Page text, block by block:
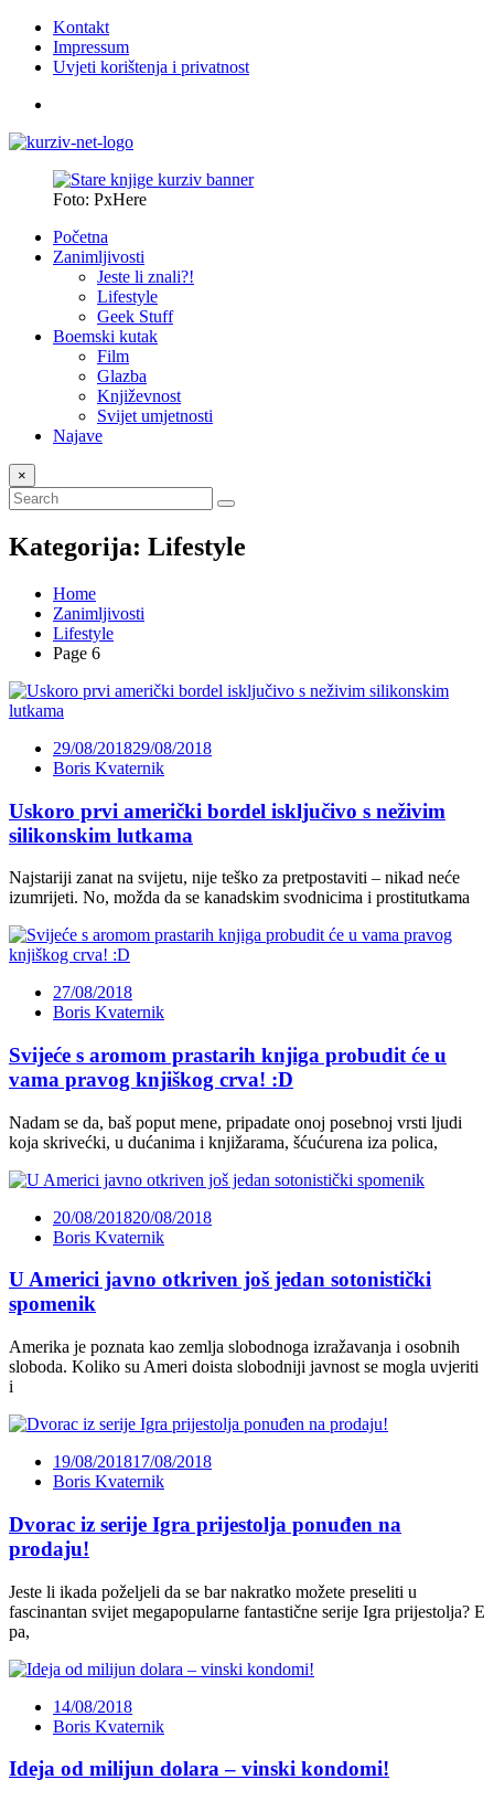
Kontakt
Impressum
Uvjeti korištenja i privatnost
Foto: PxHere
Početna
Zanimljivosti
Jeste li znali?!
Lifestyle
Geek Stuff
Boemski kutak
Film
Glazba
Književnost
Svijet umjetnosti
Najave
×
Kategorija: Lifestyle
Home
Zanimljivosti
Lifestyle
Page 6
29/08/201829/08/2018
Boris Kvaternik
Uskoro prvi američki bordel isključivo s neživim
silikonskim lutkama
Najstariji zanat na svijetu, nije teško za pretpostaviti – nikad neće
izumrijeti. No, možda da se kanadskim svodnicima i prostitutkama
27/08/2018
Boris Kvaternik
Svijeće s aromom prastarih knjiga probudit će u
vama pravog knjiškog crva! :D
Nadam se da, baš poput mene, pripadate onoj posebnoj vrsti ljudi
koja skrivećki, u dućanima i knjižarama, šćućurena iza polica,
20/08/201820/08/2018
Boris Kvaternik
U Americi javno otkriven još jedan sotonistički
spomenik
Amerika je poznata kao zemlja slobodnoga izražavanja i osobnih
sloboda. Koliko su Ameri doista slobodniji javnost se mogla uvjeriti
i
19/08/201817/08/2018
Boris Kvaternik
Dvorac iz serije Igra prijestolja ponuđen na
prodaju!
Jeste li ikada poželjeli da se bar nakratko možete preseliti u
fascinantan svijet megapopularne fantastične serije Igra prijestolja? E
pa,
14/08/2018
Boris Kvaternik
Ideja od milijun dolara – vinski kondomi!